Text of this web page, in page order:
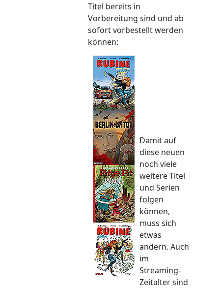
Titel bereits in
Vorbereitung sind und ab
sofort vorbestellt werden
können:
Damit auf
diese neuen
noch viele
weitere Titel
und Serien
folgen
können,
muss sich
etwas
ändern. Auch
im
Streaming-
Zeitalter sind